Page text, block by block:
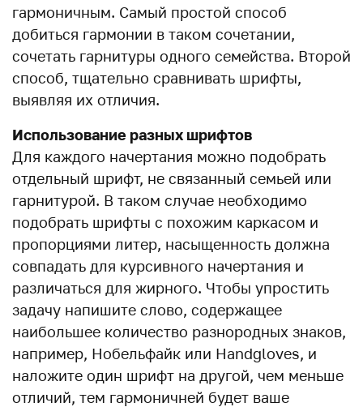
гармоничным. Самый простой способ
добиться гармонии в таком сочетании,
сочетать гарнитуры одного семейства. Второй
способ, тщательно сравнивать шрифты,
выявляя их отличия.
Использование разных шрифтов
Для каждого начертания можно подобрать
отдельный шрифт, не связанный семьей или
гарнитурой. В таком случае необходимо
подобрать шрифты с похожим каркасом и
пропорциями литер, насыщенность должна
совпадать для курсивного начертания и
различаться для жирного. Чтобы упростить
задачу напишите слово, содержащее
наибольшее количество разнородных знаков,
например, Нобельфайк или Handgloves, и
наложите один шрифт на другой, чем меньше
отличий, тем гармоничней будет ваше